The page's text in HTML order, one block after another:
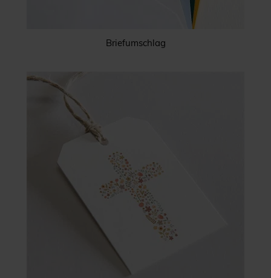
Briefumschlag